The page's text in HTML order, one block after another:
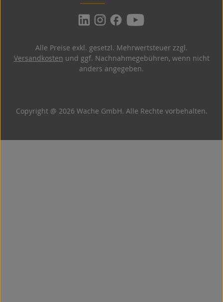
Copyright @ 2026 Wache GmbH. Alle Rechte vorbehalten.
Alle Preise exkl. gesetzl. Mehrwertsteuer zzgl.
Versandkosten und ggf. Nachnahmegebühren, wenn nicht
anders angegeben.